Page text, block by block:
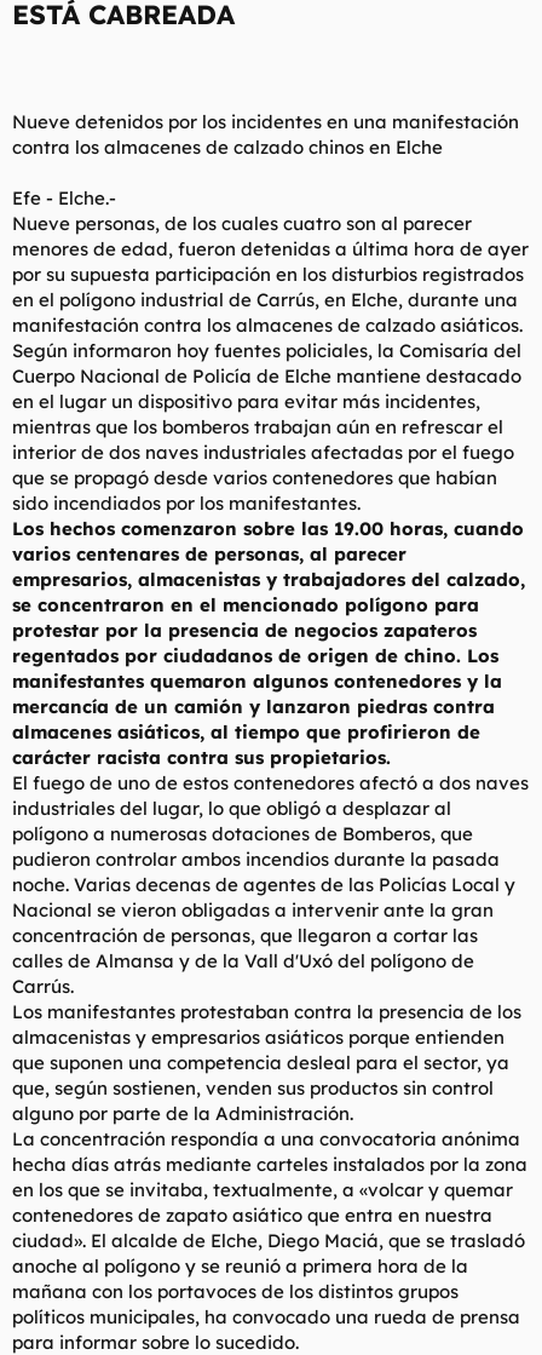
ESTÁ CABREADA
Nueve detenidos por los incidentes en una manifestación
contra los almacenes de calzado chinos en Elche
Efe - Elche.-
Nueve personas, de los cuales cuatro son al parecer
menores de edad, fueron detenidas a última hora de ayer
por su supuesta participación en los disturbios registrados
en el polígono industrial de Carrús, en Elche, durante una
manifestación contra los almacenes de calzado asiáticos.
Según informaron hoy fuentes policiales, la Comisaría del
Cuerpo Nacional de Policía de Elche mantiene destacado
en el lugar un dispositivo para evitar más incidentes,
mientras que los bomberos trabajan aún en refrescar el
interior de dos naves industriales afectadas por el fuego
que se propagó desde varios contenedores que habían
sido incendiados por los manifestantes.
Los hechos comenzaron sobre las 19.00 horas, cuando
varios centenares de personas, al parecer
empresarios, almacenistas y trabajadores del calzado,
se concentraron en el mencionado polígono para
protestar por la presencia de negocios zapateros
regentados por ciudadanos de origen de chino. Los
manifestantes quemaron algunos contenedores y la
mercancía de un camión y lanzaron piedras contra
almacenes asiáticos, al tiempo que profirieron de
carácter racista contra sus propietarios.
El fuego de uno de estos contenedores afectó a dos naves
industriales del lugar, lo que obligó a desplazar al
polígono a numerosas dotaciones de Bomberos, que
pudieron controlar ambos incendios durante la pasada
noche. Varias decenas de agentes de las Policías Local y
Nacional se vieron obligadas a intervenir ante la gran
concentración de personas, que llegaron a cortar las
calles de Almansa y de la Vall d'Uxó del polígono de
Carrús.
Los manifestantes protestaban contra la presencia de los
almacenistas y empresarios asiáticos porque entienden
que suponen una competencia desleal para el sector, ya
que, según sostienen, venden sus productos sin control
alguno por parte de la Administración.
La concentración respondía a una convocatoria anónima
hecha días atrás mediante carteles instalados por la zona
en los que se invitaba, textualmente, a «volcar y quemar
contenedores de zapato asiático que entra en nuestra
ciudad». El alcalde de Elche, Diego Maciá, que se trasladó
anoche al polígono y se reunió a primera hora de la
mañana con los portavoces de los distintos grupos
políticos municipales, ha convocado una rueda de prensa
para informar sobre lo sucedido.